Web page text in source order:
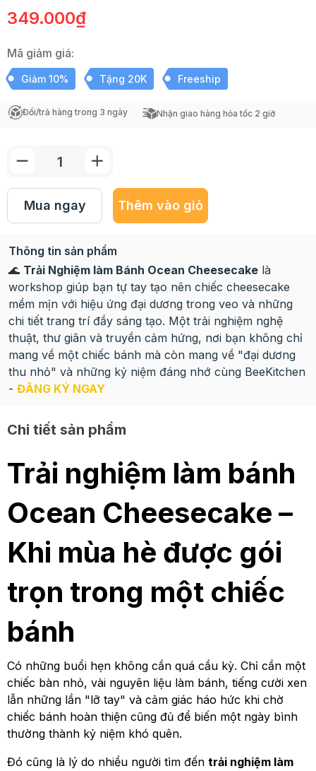
349.000₫
Mã giảm giá:
Giảm 10% Tặng 20K Freeship
Đổi/trả hàng trong 3 ngày Nhận giao hàng hỏa tốc 2 giờ
Mua ngay Thêm vào giỏ
Thông tin sản phẩm
🌊 Trải Nghiệm làm Bánh Ocean Cheesecake là
workshop giúp bạn tự tay tạo nên chiếc cheesecake
mềm mịn với hiệu ứng đại dương trong veo và những
chi tiết trang trí đầy sáng tạo. Một trải nghiệm nghệ
thuật, thư giãn và truyền cảm hứng, nơi bạn không chỉ
mang về một chiếc bánh mà còn mang về "đại dương
thu nhỏ" và những kỷ niệm đáng nhớ cùng BeeKitchen
- ĐĂNG KÝ NGAY
Chi tiết sản phẩm
Trải nghiệm làm bánh
Ocean Cheesecake –
Khi mùa hè được gói
trọn trong một chiếc
bánh
Có những buổi hẹn không cần quá cầu kỳ. Chỉ cần một
chiếc bàn nhỏ, vài nguyên liệu làm bánh, tiếng cười xen
lẫn những lần "lỡ tay" và cảm giác háo hức khi chờ
chiếc bánh hoàn thiện cũng đủ để biến một ngày bình
thường thành kỷ niệm khó quên.
Đó cũng là lý do nhiều người tìm đến trải nghiệm làm